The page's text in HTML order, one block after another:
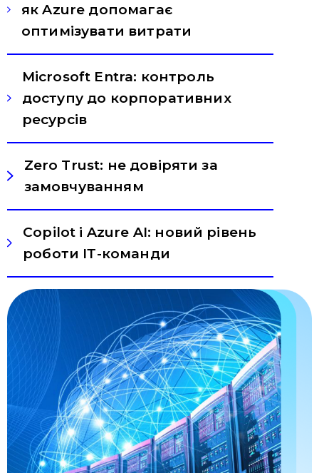
як Azure допомагає
оптимізувати витрати
Microsoft Entra: контроль
доступу до корпоративних
ресурсів
Zero Trust: не довіряти за
замовчуванням
Copilot і Azure AI: новий рівень
роботи ІТ-команди